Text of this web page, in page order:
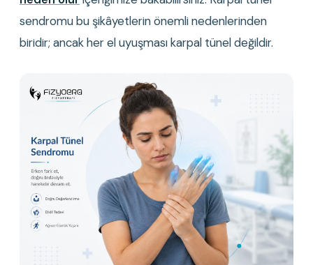
sendromu bu şikâyetlerin önemli nedenlerinden
biridir; ancak her el uyuşması karpal tünel değildir.